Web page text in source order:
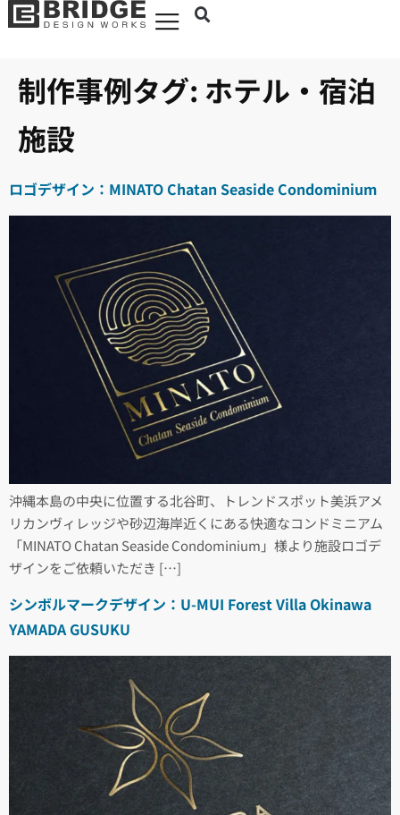
制作事例タグ: ホテル・宿泊
施設
ロゴデザイン：MINATO Chatan Seaside Condominium
沖縄本島の中央に位置する北谷町、トレンドスポット美浜アメ
リカンヴィレッジや砂辺海岸近くにある快適なコンドミニアム
「MINATO Chatan Seaside Condominium」様より施設ロゴデ
ザインをご依頼いただき […]
シンボルマークデザイン：U-MUI Forest Villa Okinawa
YAMADA GUSUKU